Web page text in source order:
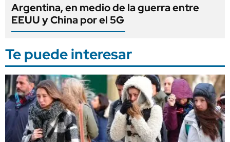
Argentina, en medio de la guerra entre
EEUU y China por el 5G
Te puede interesar